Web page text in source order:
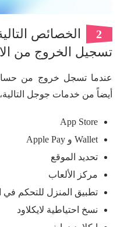
2
الخصائص
تسجيل الخروج من
عندما تسجل خروج من
أيضاً من خدمات جوجل
App Store
Wallet و Apple Pay
تحديد الموقع
مركز الألعاب
تطبيق المنزل للتحكم في
نسخ احتياطية لايكلاود